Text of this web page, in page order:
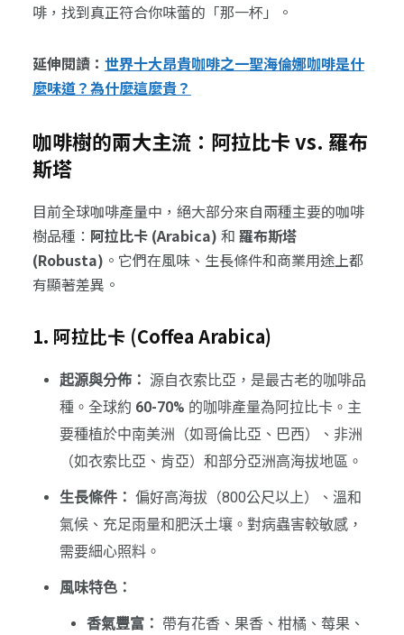
啡，找到真正符合你味蕾的「那一杯」。
延伸閱讀： 世界十大昂貴咖啡之一聖海倫娜咖啡是什
麼味道？為什麼這麼貴？
咖啡樹的兩大主流：阿拉比卡 vs. 羅布
斯塔
目前全球咖啡產量中，絕大部分來自兩種主要的咖啡
樹品種： 阿拉比卡 (Arabica) 和 羅布斯塔
(Robusta) 。它們在風味、生長條件和商業用途上都
有顯著差異。
1. 阿拉比卡 (Coffea Arabica)
起源與分佈： 源自衣索比亞，是最古老的咖啡品
種。全球約 60-70% 的咖啡產量為阿拉比卡。主
要種植於中南美洲（如哥倫比亞、巴西）、非洲
（如衣索比亞、肯亞）和部分亞洲高海拔地區。
生長條件： 偏好高海拔（800公尺以上）、溫和
氣候、充足雨量和肥沃土壤。對病蟲害較敏感，
需要細心照料。
風味特色：
香氣豐富： 帶有花香、果香、柑橘、莓果、